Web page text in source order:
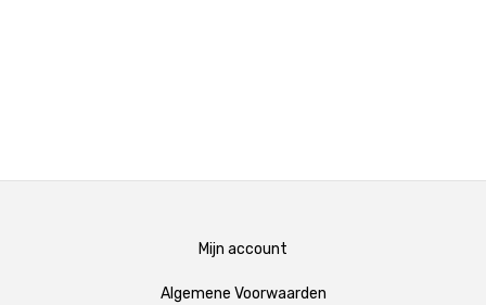
Mijn account
Algemene Voorwaarden